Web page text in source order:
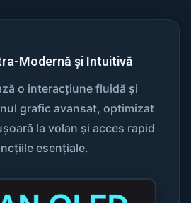
Modernă și Intuitivă
o interacțiune fluidă și
grafic avansat, optimizat
la volan și acces rapid
esențiale.